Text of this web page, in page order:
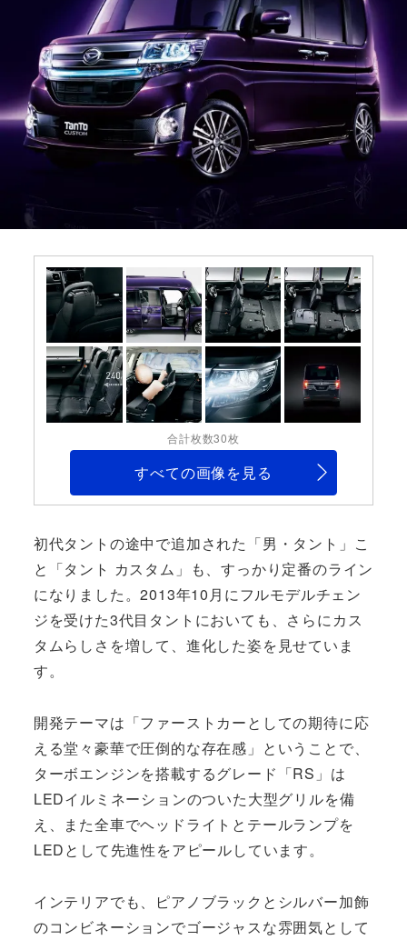
合計枚数30枚
すべての画像を見る
初代タントの途中で追加された「男・タント」こ
と「タント カスタム」も、すっかり定番のライン
になりました。2013年10月にフルモデルチェン
ジを受けた3代目タントにおいても、さらにカス
タムらしさを増して、進化した姿を見せていま
す。
開発テーマは「ファーストカーとしての期待に応
える堂々豪華で圧倒的な存在感」ということで、
ターボエンジンを搭載するグレード「RS」は
LEDイルミネーションのついた大型グリルを備
え、また全車でヘッドライトとテールランプを
LEDとして先進性をアピールしています。
インテリアでも、ピアノブラックとシルバー加飾
のコンビネーションでゴージャスな雰囲気として